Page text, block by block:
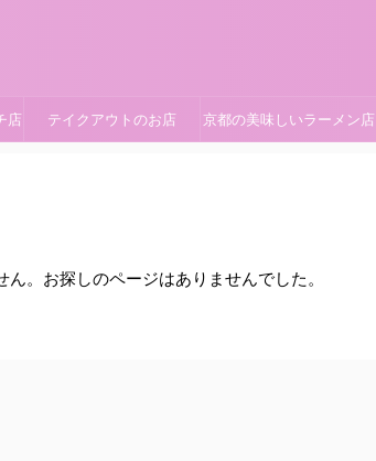
店 テイクアウトのお店 京都の美味しいラーメン店
ん。お探しのページはありませんでした。